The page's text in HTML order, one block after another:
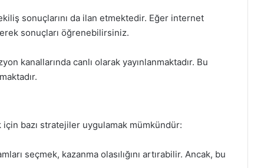
sonuçlarını da ilan etmektedir. Eğer internet
sonuçları öğrenebilirsiniz.
kanallarında canlı olarak yayınlanmaktadır. Bu
için bazı stratejiler uygulamak mümkündür:
seçmek, kazanma olasılığını artırabilir. Ancak, bu